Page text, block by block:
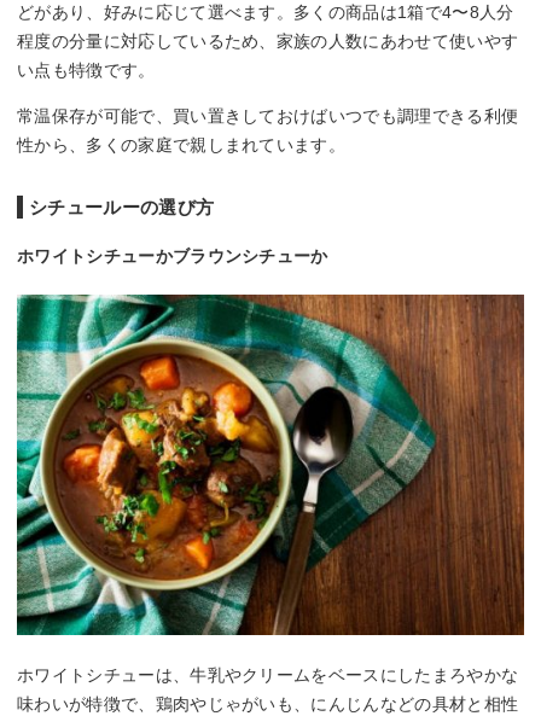
どがあり、好みに応じて選べます。多くの商品は1箱で4〜8人分
程度の分量に対応しているため、家族の人数にあわせて使いやす
い点も特徴です。
常温保存が可能で、買い置きしておけばいつでも調理できる利便
性から、多くの家庭で親しまれています。
シチュールーの選び方
ホワイトシチューかブラウンシチューか
ホワイトシチューは、牛乳やクリームをベースにしたまろやかな
味わいが特徴で、鶏肉やじゃがいも、にんじんなどの具材と相性